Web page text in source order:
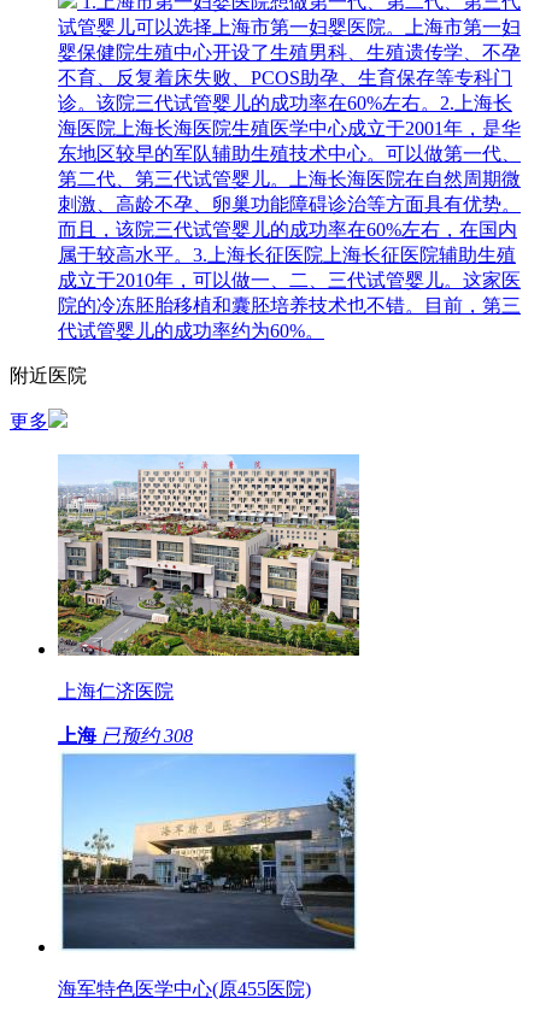
试管婴儿可以选择上海市第一妇婴医院。上海市第一妇
婴保健院生殖中心开设了生殖男科、生殖遗传学、不孕
不育、反复着床失败、PCOS助孕、生育保存等专科门
诊。该院三代试管婴儿的成功率在60%左右。2.上海长
海医院上海长海医院生殖医学中心成立于2001年，是华
东地区较早的军队辅助生殖技术中心。可以做第一代、
第二代、第三代试管婴儿。上海长海医院在自然周期微
刺激、高龄不孕、卵巢功能障碍诊治等方面具有优势。
而且，该院三代试管婴儿的成功率在60%左右，在国内
属于较高水平。3.上海长征医院上海长征医院辅助生殖
成立于2010年，可以做一、二、三代试管婴儿。这家医
院的冷冻胚胎移植和囊胚培养技术也不错。目前，第三
代试管婴儿的成功率约为60%。
附近医院
更多
上海仁济医院
上海 已预约 308
海军特色医学中心(原455医院)